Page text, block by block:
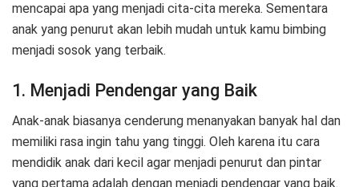
mencapai apa yang menjadi cita-cita mereka. Sementara
anak yang penurut akan lebih mudah untuk kamu bimbing
menjadi sosok yang terbaik.
1. Menjadi Pendengar yang Baik
Anak-anak biasanya cenderung menanyakan banyak hal dan
memiliki rasa ingin tahu yang tinggi. Oleh karena itu cara
mendidik anak dari kecil agar menjadi penurut dan pintar
yang pertama adalah dengan menjadi pendengar yang baik.